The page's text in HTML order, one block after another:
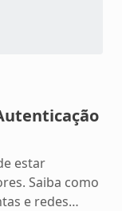
estar
Saiba como
e redes